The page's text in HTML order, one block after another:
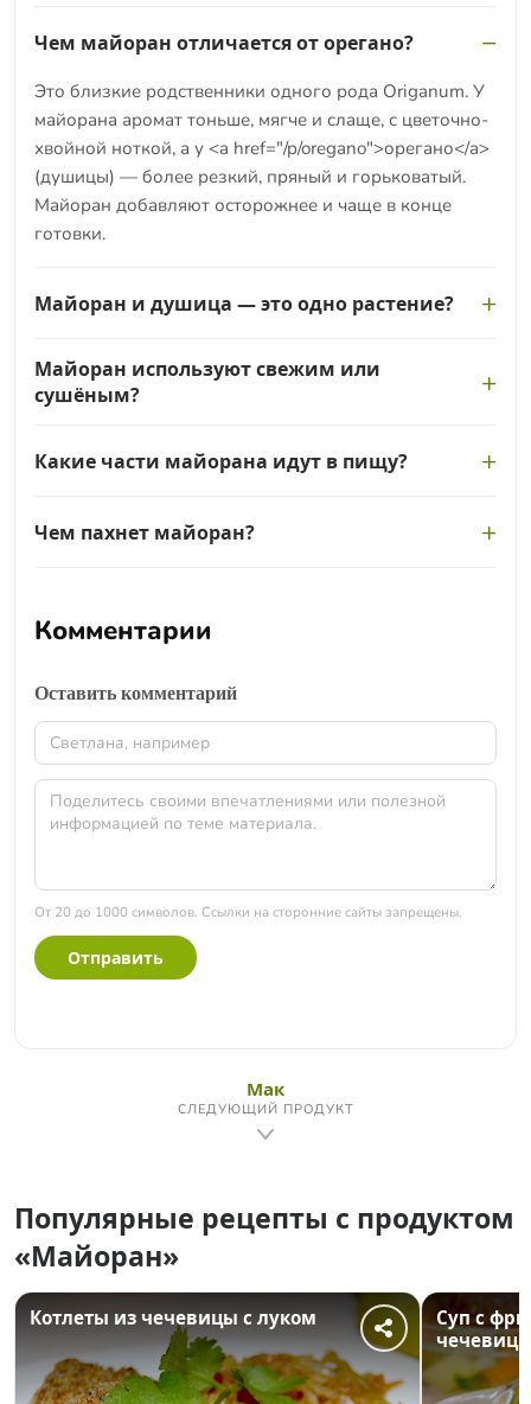
Чем майоран отличается от орегано?
Это близкие родственники одного рода Origanum. У
майорана аромат тоньше, мягче и слаще, с цветочно-
хвойной ноткой, а у <a href="/p/oregano">орегано</a>
(душицы) — более резкий, пряный и горьковатый.
Майоран добавляют осторожнее и чаще в конце
готовки.
Майоран и душица — это одно растение?
называют орегано (Origanum vulgare), а майоран —
отдельный вид того же рода (Origanum majorana).
усиливает путаницу.
Майоран используют свежим или
сушёным?
кладут в салаты и в готовое блюдо. Сушёный
тушения, колбас и мясных смесей.
Какие части майорана идут в пищу?
цветочными почками. Грубые одревесневшие стебли
Чем пахнет майоран?
мягкость и цветочность отличают его запах от более
Комментарии
Оставить комментарий
От 20 до 1000 символов. Ссылки на сторонние сайты запрещены.
Отправить
Мак
СЛЕДУЮЩИЙ ПРОДУКТ
Популярные рецепты с продуктом
«Майоран»
Котлеты из чечевицы с луком
Суп с